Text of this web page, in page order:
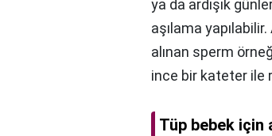
ya da ardışık
aşılama
alınan sperm
ince bir kateter ile
Tüp bebek için